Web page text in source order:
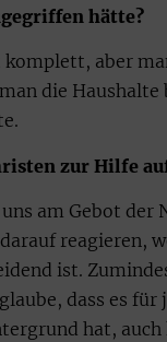
hätte?
aber
die Haushalte
zur Hilfe
am Gebot der
reagieren,
ist.
dass es für
hat,